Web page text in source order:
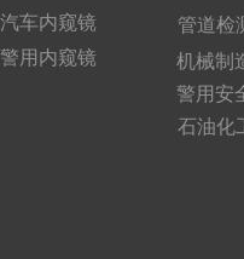
汽车内窥镜
管道检
机械制
警用安
石油化
警用内窥镜